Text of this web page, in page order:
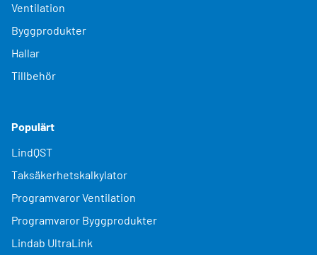
Ventilation
Byggprodukter
Hallar
Tillbehör
Populärt
LindQST
Taksäkerhetskalkylator
Programvaror Ventilation
Programvaror Byggprodukter
Lindab UltraLink